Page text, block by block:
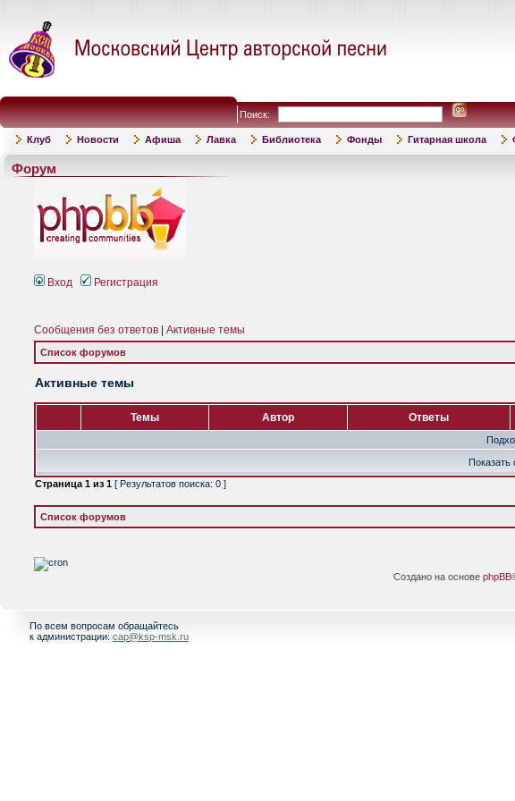
Поиск:
Клуб Новости Афиша Лавка Библиотека Фонды Гитарная школа
Форум
Вход Регистрация
Сообщения без ответов Активные темы
Список форумов
Активные темы
Темы Автор Ответы
Показать
Страница 1 из 1 [ Результатов поиска: 0 ]
Список форумов
Создано на основе phpBB
По всем вопросам обращайтесь
к администрации: cap@ksp-msk.ru